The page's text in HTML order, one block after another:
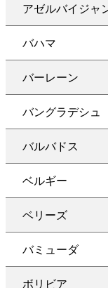
アゼルバイジャ
バハマ
バーレーン
バングラデシュ
バルバドス
ベルギー
ベリーズ
バミューダ
ボリビア